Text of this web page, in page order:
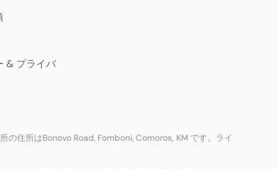
& プライバ
住所はBonovo Road, Fomboni, Comoros, KM です。ライ